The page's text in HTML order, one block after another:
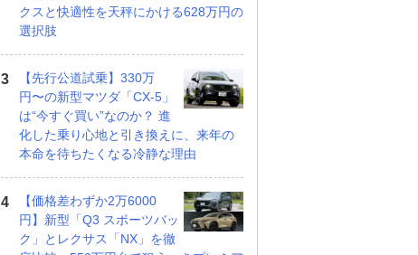
クスと快適性を天秤にかける628万円の
選択肢
【先行公道試乗】330万
円〜の新型マツダ「CX-5」
は“今すぐ買い”なのか？ 進
化した乗り心地と引き換えに、来年の
本命を待ちたくなる冷静な理由
【価格差わずか2万6000
円】新型「Q3 スポーツバッ
ク」とレクサス「NX」を徹